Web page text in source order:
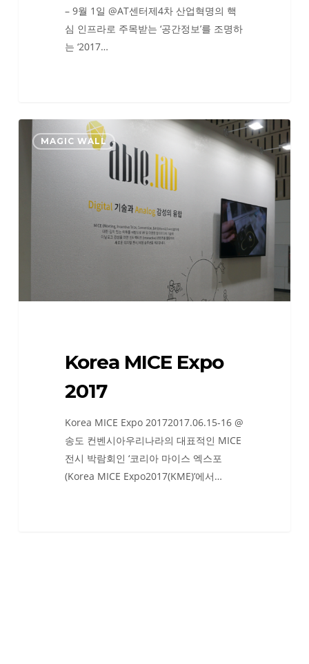
– 9월 1일 @AT센터제4차 산업혁명의 핵
심 인프라로 주목받는 ‘공간정보’를 조명하
는 ‘2017…
MICE MAGIC WALL
Korea MICE Expo
2017
Korea MICE Expo 20172017.06.15-16 @
송도 컨벤시아우리나라의 대표적인 MICE
전시 박람회인 ‘코리아 마이스 엑스포
(Korea MICE Expo2017(KME)’에서…